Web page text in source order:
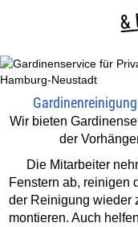
&
Wir bieten
der
Die Mitarbeiter
Fenstern ab, reinigen
der Reinigung wieder
montieren. Auch